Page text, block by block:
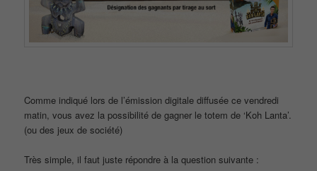
Comme indiqué lors de l’émission digitale diffusée ce vendredi
matin, vous avez la possibilité de gagner le totem de ‘Koh Lanta’.
(ou des jeux de société)
Très simple, il faut juste répondre à la question suivante :